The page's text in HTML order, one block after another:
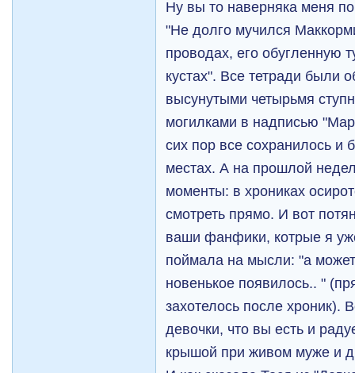
Ну вы то наверняка меня
"Не долго мучился
проводах, его обугленную
кустах". Все тетради были
высунутыми четырьмя
могилками в надписью
сих пор все сохранилось и
местах. А на прошлой
моменты: в хрониках
смотреть прямо. И вот
ваши фанфики, котрые я
поймала на мысли: "а
новенькое появилось.. "
захотелось после хроник).
девочки, что вы есть и
крышой при живом муже и